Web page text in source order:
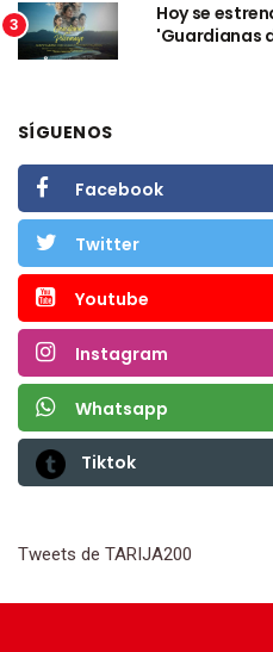
3
Hoy se
'Guardianas
SÍGUENOS
Facebook
Twitter
Youtube
Instagram
Whatsapp
Tiktok
Tweets de TARIJA200